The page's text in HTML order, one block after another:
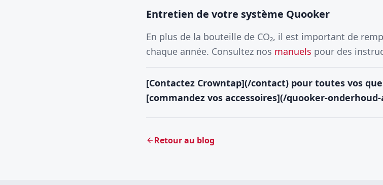
Entretien de votre système Quooker
En plus de la bouteille de CO₂, il est important de
chaque année. Consultez nos manuels pour des
[Contactez Crowntap](/contact) pour toutes vos
[commandez vos accessoires](/quooker-onderhoud-
Retour au blog